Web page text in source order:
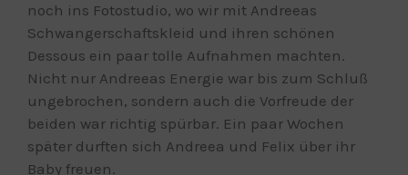
noch ins Fotostudio, wo wir mit Andreeas
Schwangerschaftskleid und ihren schönen
Dessous ein paar tolle Aufnahmen machten.
Nicht nur Andreeas Energie war bis zum Schluß
ungebrochen, sondern auch die Vorfreude der
beiden war richtig spürbar. Ein paar Wochen
später durften sich Andreea und Felix über ihr
Baby freuen.